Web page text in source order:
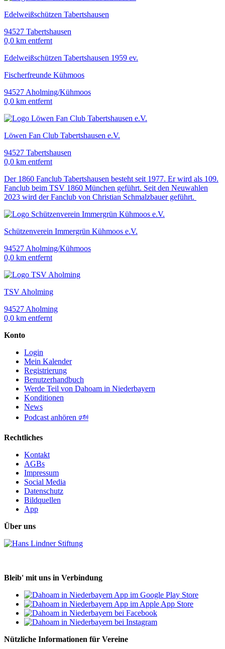
Edelweißschützen Tabertshausen
94527 Tabertshausen
0,0 km entfernt
Edelweißschützen Tabertshausen 1959 ev.
Fischerfreunde Kühmoos
94527 Aholming/Kühmoos
0,0 km entfernt
Löwen Fan Club Tabertshausen e.V.
94527 Tabertshausen
0,0 km entfernt
Der 1860 Fanclub Tabertshausen besteht seit 1977. Er wird als 109.
Fanclub beim TSV 1860 München geführt. Seit den Neuwahlen
2023 wird der Fanclub von Christian Schmalzbauer geführt.
Schützenverein Immergrün Kühmoos e.V.
94527 Aholming/Kühmoos
0,0 km entfernt
TSV Aholming
94527 Aholming
0,0 km entfernt
Konto
Login
Mein Kalender
Registrierung
Benutzerhandbuch
Werde Teil von Dahoam in Niederbayern
Konditionen
News
Podcast anhören 🕬
Rechtliches
Kontakt
AGBs
Impressum
Social Media
Datenschutz
Bildquellen
App
Über uns
Bleib' mit uns in Verbindung
Nützliche Informationen für Vereine